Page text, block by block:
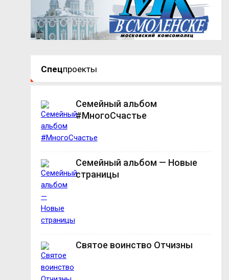
Спецпроекты
Семейный альбом
#МногоСчастье
Семейный альбом — Новые
страницы
Святое воинство Отчизны